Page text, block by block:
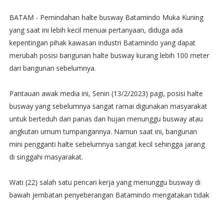
BATAM - Pemindahan halte busway Batamindo Muka Kuning
yang saat ini lebih kecil menuai pertanyaan, diduga ada
kepentingan pihak kawasan industri Batamindo yang dapat
merubah posisi bangunan halte busway kurang lebih 100 meter
dari bangunan sebelumnya.
Pantauan awak media ini, Senin (13/2/2023) pagi, posisi halte
busway yang sebelumnya sangat ramai digunakan masyarakat
untuk berteduh dari panas dan hujan menunggu busway atau
angkutan umum tumpangannya. Namun saat ini, bangunan
mini pengganti halte sebelumnya sangat kecil sehingga jarang
di singgahi masyarakat.
Wati (22) salah satu pencari kerja yang menunggu busway di
bawah jembatan penyeberangan Batamindo mengatakan tidak